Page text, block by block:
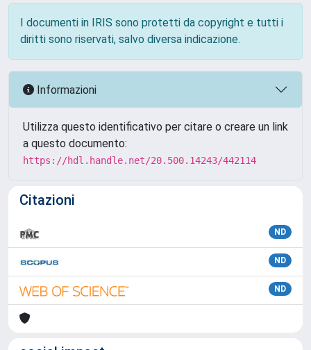
I documenti in IRIS sono protetti da copyright e tutti i
diritti sono riservati, salvo diversa indicazione.
Informazioni
Utilizza questo identificativo per citare o creare un link
a questo documento:
https://hdl.handle.net/20.500.14243/442114
Citazioni
ND
ND
ND